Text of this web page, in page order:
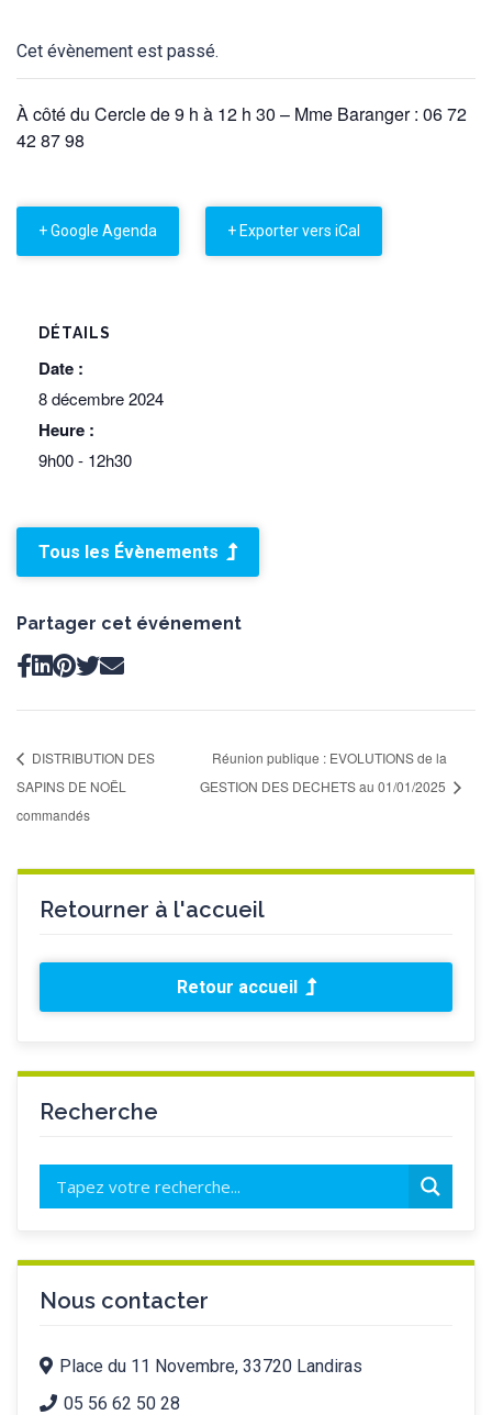
Cet évènement est passé.
À côté du Cercle de 9 h à 12 h 30 – Mme Baranger : 06 72
42 87 98
+ Google Agenda + Exporter vers iCal
DÉTAILS
Date :
8 décembre 2024
Heure :
9h00 - 12h30
Tous les Évènements
Partager cet événement
DISTRIBUTION DES
SAPINS DE NOËL
commandés
Réunion publique : EVOLUTIONS de la
GESTION DES DECHETS au 01/01/2025
Retourner à l'accueil
Retour accueil
Recherche
Nous contacter
Place du 11 Novembre, 33720 Landiras
05 56 62 50 28